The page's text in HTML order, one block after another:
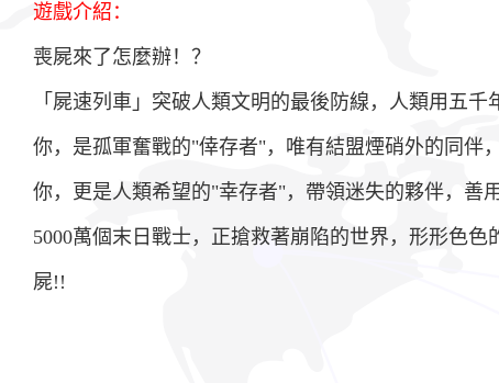
遊戲介紹：
喪屍來了怎麼辦！？
「屍速列車」突破人類文明的最後防線，人類用五
你，是孤軍奮戰的"倖存者"，唯有結盟煙硝外的同
你，更是人類希望的"幸存者"，帶領迷失的夥伴，善
5000萬個末日戰士，正搶救著崩陷的世界，形形色
屍!!